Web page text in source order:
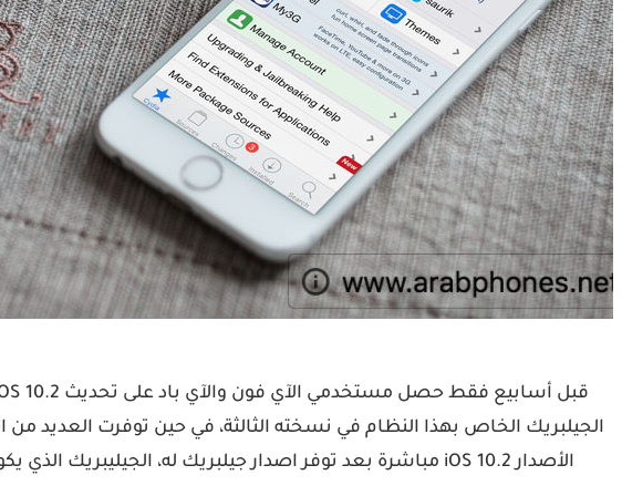
الجيلبريك الخاص بهذا النظام في نسخته الثالثة، في حين توفرت العديد من
الأصدار iOS 10.2 مباشرة بعد توفر اصدار جيلبريك له، الجيليبريك الذي يكون السبب المباشر وراء عمله هو الحصول…